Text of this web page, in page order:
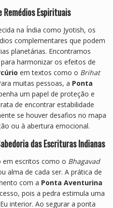
Espirituais
na Índia como Jyotish, os
complementares que podem
planetárias. Encontramos
harmonizar os efeitos de
em textos como o Brihat
muitas pessoas, a Ponta
um papel de proteção e
de encontrar estabilidade
se houver desafios no mapa
ou à abertura emocional.
das Escrituras Indianas
em escritos como o Bhagavad
alma de cada ser. A prática de
com a Ponta Aventurina
pois a pedra estimula uma
interior. Ao segurar a ponta